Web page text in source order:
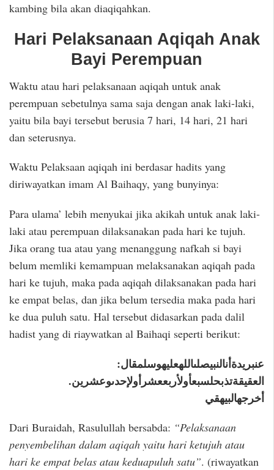
kambing bila akan diaqiqahkan.
Hari Pelaksanaan Aqiqah Anak
Bayi Perempuan
Waktu atau hari pelaksanaan aqiqah untuk anak
perempuan sebetulnya sama saja dengan anak laki-laki,
yaitu bila bayi tersebut berusia 7 hari, 14 hari, 21 hari
dan seterusnya.
Waktu Pelaksaan aqiqah ini berdasar hadits yang
diriwayatkan imam Al Baihaqy, yang bunyinya:
Para ulama’ lebih menyukai jika akikah untuk anak laki-
laki atau perempuan dilaksanakan pada hari ke tujuh.
Jika orang tua atau yang menanggung nafkah si bayi
belum memliki kemampuan melaksanakan aqiqah pada
hari ke tujuh, maka pada aqiqah dilaksanakan pada hari
ke empat belas, dan jika belum tersedia maka pada hari
ke dua puluh satu. Hal tersebut didasarkan pada dalil
hadist yang di riaywatkan al Baihaqi seperti berikut:
عنبريدةأنالنبيصلىاللهعليهوسلمقال:
العقيقةتذبحلسبعأولأربععشرأولإحدىوعشرين.
أخرجهالبيهقي
Dari Buraidah, Rasulullah bersabda: “Pelaksanaan
penyembelihan dalam aqiqah yaitu hari ketujuh atau
hari ke empat belas atau keduapuluh satu”. (riwayatkan